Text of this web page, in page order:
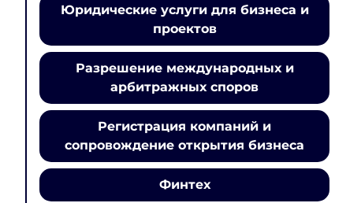
Юридические услуги для бизнеса и
проектов
Разрешение международных и
арбитражных споров
Регистрация компаний и
сопровождение открытия бизнеса
Финтех